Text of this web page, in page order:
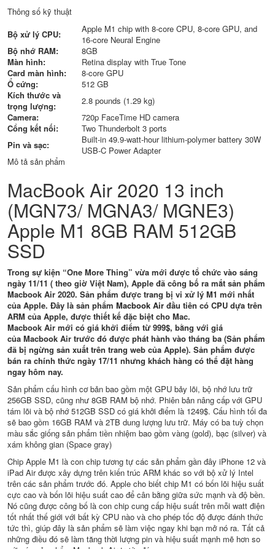
Thông số kỹ thuật
Bộ xử lý CPU:
Apple M1 chip with 8‑core CPU, 8‑core GPU, and
16‑core Neural Engine
Bộ nhớ RAM:
8GB
Màn hình:
Retina display with True Tone
Card màn hình:
8-core GPU
Ổ cứng:
512 GB
Kích thước và
trọng lượng:
2.8 pounds (1.29 kg)
Camera:
720p FaceTime HD camera
Cổng kết nối:
Two Thunderbolt 3 ports
Pin và sạc:
Built-in 49.9‑watt‑hour lithium‑polymer battery 30W
USB-C Power Adapter
Mô tả sản phẩm
MacBook Air 2020 13 inch
(MGN73/ MGNA3/ MGNE3)
Apple M1 8GB RAM 512GB
SSD
Trong sự kiện “One More Thing” vừa mới được tổ chức vào sáng
ngày 11/11 ( theo giờ Việt Nam), Apple đã công bố ra mắt sản phẩm
Macbook Air 2020. Sản phẩm được trang bị vi xử lý M1 mới nhất
của Apple. Đây là sản phẩm Macbook Air đầu tiên có CPU dựa trên
ARM của Apple, được thiết kế đặc biệt cho Mac.
Macbook Air mới có giá khởi điểm từ 999$, bằng với giá
của Macbook Air trước đó được phát hành vào tháng ba (Sản phẩm
đã bị ngừng sản xuất trên trang web của Apple). Sản phẩm được
bán ra chính thức ngày 17/11 nhưng khách hàng có thể đặt hàng
ngay hôm nay.
Sản phẩm cấu hình cơ bản bao gồm một GPU bảy lõi, bộ nhớ lưu trữ
256GB SSD, cũng như 8GB RAM bộ nhớ. Phiên bản nâng cấp với GPU
tám lõi và bộ nhớ 512GB SSD có giá khởi điểm là 1249$. Cấu hình tối đa
sẽ bao gồm 16GB RAM và 2TB dung lượng lưu trữ. Máy có ba tuỳ chọn
màu sắc giống sản phẩm tiền nhiệm bao gồm vàng (gold), bạc (silver) và
xám không gian (Space gray)
Chip Apple M1 là con chip tương tự các sản phẩm gần đây iPhone 12 và
iPad Air được xây dựng trên kiến trúc ARM khác so với bộ xử lý Intel
trên các sản phẩm trước đó. Apple cho biết chip M1 có bốn lõi hiệu suất
cực cao và bốn lõi hiệu suất cao để cân bằng giữa sức mạnh và độ bền.
Nó cũng được công bố là con chip cung cấp hiệu suất trên mỗi watt điện
tốt nhất thế giới với bất kỳ CPU nào và cho phép tốc độ được đánh thức
tức thì, giúp đây là sản phẩm sẽ làm việc ngay khi bạn mở nó ra. Tất cả
những điều đó sẽ làm tăng thời lượng pin và hiệu suất mạnh mẽ hơn so